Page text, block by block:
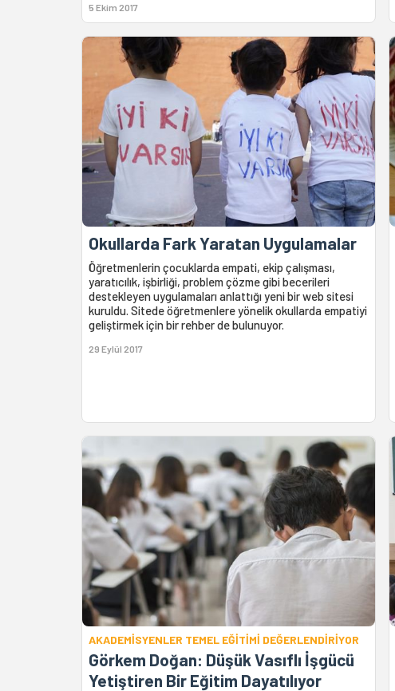
5 Ekim 2017
Okullarda Fark Yaratan Uygulamalar
Öğretmenlerin çocuklarda empati, ekip çalışması,
yaratıcılık, işbirliği, problem çözme gibi becerileri
destekleyen uygulamaları anlattığı yeni bir web sitesi
kuruldu. Sitede öğretmenlere yönelik okullarda empatiyi
geliştirmek için bir rehber de bulunuyor.
29 Eylül 2017
AKADEMİSYENLER TEMEL EĞİTİMİ DEĞERLENDİRİYOR
Görkem Doğan: Düşük Vasıflı İşgücü
Yetiştiren Bir Eğitim Dayatılıyor